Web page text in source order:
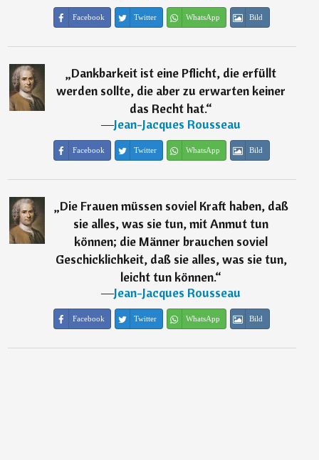
Facebook Twitter WhatsApp Bild
„Dankbarkeit ist eine Pflicht, die erfüllt
werden sollte, die aber zu erwarten keiner
das Recht hat.“
―Jean-Jacques Rousseau
Facebook Twitter WhatsApp Bild
„Die Frauen müssen soviel Kraft haben, daß
sie alles, was sie tun, mit Anmut tun
können; die Männer brauchen soviel
Geschicklichkeit, daß sie alles, was sie tun,
leicht tun können.“
―Jean-Jacques Rousseau
Facebook Twitter WhatsApp Bild